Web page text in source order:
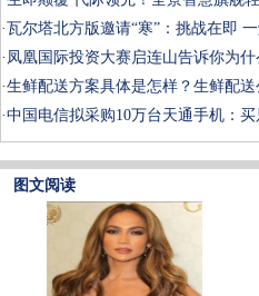
·瓦尔塔北方版邀请“寒”：挑战在即
· 凤凰国际投资大赛启连山告诉你为
·生鲜配送方案具体是怎样？生鲜配送
·中国电信拟采购10万台天通手机：
图文阅读